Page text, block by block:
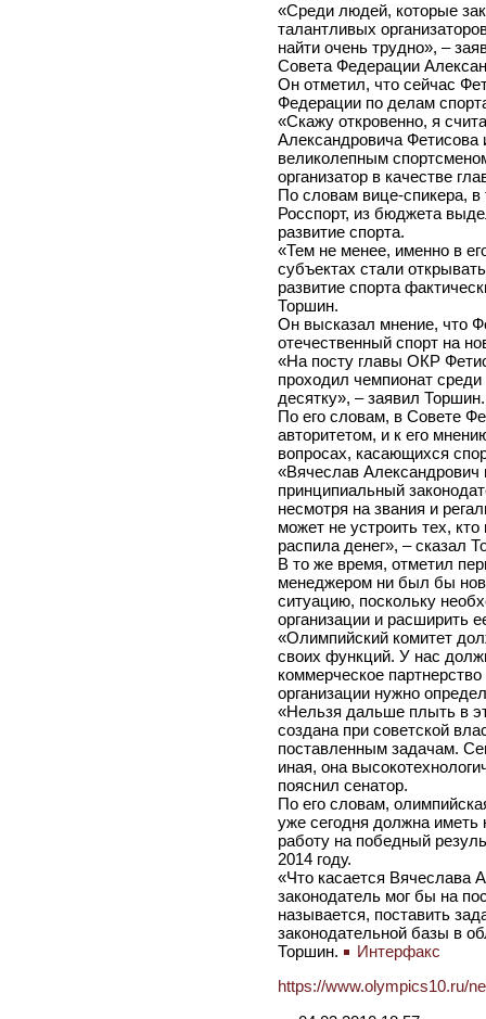
«Среди людей, которые
талантливых
найти очень трудно», –
Совета Федерации
Он отметил, что сейчас
Федерации по делам
«Скажу откровенно, я
Александровича
великолепным
организатор в качестве
По словам вице-спикера, в
Росспорт, из бюджета
развитие спорта.
«Тем не менее, именно в
субъектах стали
развитие спорта
Торшин.
Он высказал мнение, что
отечественный спорт на
«На посту главы ОКР
проходил чемпионат
десятку», – заявил Торшин.
По его словам, в Совете
авторитетом, и к его
вопросах, касающихся
«Вячеслав Александрович
принципиальный
несмотря на звания и
может не устроить тех,
распила денег», – сказал
В то же время, отметил
менеджером ни был бы
ситуацию, поскольку
организации и расширить
«Олимпийский комитет
своих функций. У нас
коммерческое
организации нужно
«Нельзя дальше плыть в
создана при советской
поставленным задачам.
иная, она
пояснил сенатор.
По его словам,
уже сегодня должна
работу на победный
2014 году.
«Что касается Вячеслава
законодатель мог бы на
называется, поставить
законодательной базы в
Торшин.
Интерфакс
https://www.olympics10.ru/